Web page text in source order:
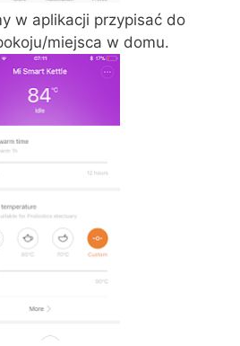
w aplikacji przypisać do
miejsca w domu.